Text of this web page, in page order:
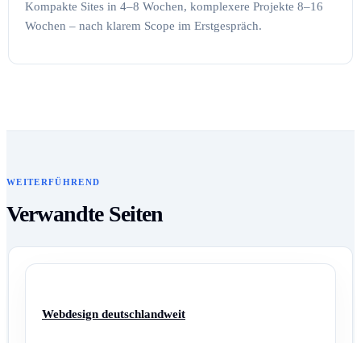
Kompakte Sites in 4–8 Wochen, komplexere Projekte 8–16
Wochen – nach klarem Scope im Erstgespräch.
WEITERFÜHREND
Verwandte Seiten
Webdesign deutschlandweit